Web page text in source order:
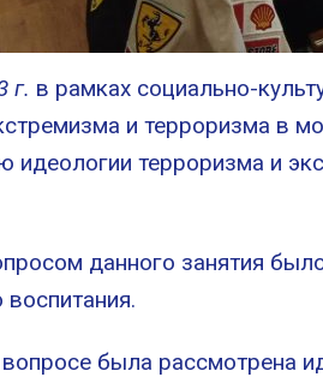
в рамках социально-
и терроризма в
идеологии терроризма и
данного занятия было
воспитания.
была рассмотрена